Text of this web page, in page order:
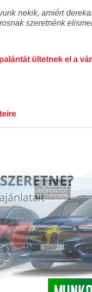
nekik, amiért
szeretnénk
ültetnek el a